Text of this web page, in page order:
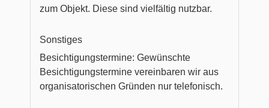
zum Objekt. Diese sind vielfältig nutzbar.
Sonstiges
Besichtigungstermine: Gewünschte
Besichtigungstermine vereinbaren wir aus
organisatorischen Gründen nur telefonisch.